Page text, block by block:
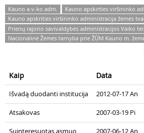
Kauno a.v-ko adm.
Kauno apskirties viršininko
Kauno apskrities viršininko administracija žemės
Prienų rajono savivaldybės administracijos Vaiko
Nacionalinė Žemės tarnyba prie ŽŪM Kauno m.
Kaip Data
Išvadą duodanti institucija 2012-07-17 An
Atsakovas 2007-03-19 Pi
Suinteresuotas asmuo 2007-06-12 An